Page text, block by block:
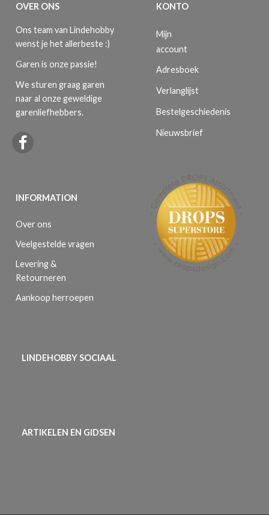
OVER ONS
Ons team van Lindehobby
wenst je het allerbeste :)
Garen is onze passie!
We sturen graag garen
naar al onze geweldige
garenliefhebbers.
INFORMATION
Over ons
Veelgestelde vragen
Levering &
Retourneren
Aankoop herroepen
KONTO
Mijn
account
Adresboek
Verlanglijst
Bestelgeschiedenis
Nieuwsbrief
LINDEHOBBY SOCIAAL
ARTIKELEN EN GIDSEN